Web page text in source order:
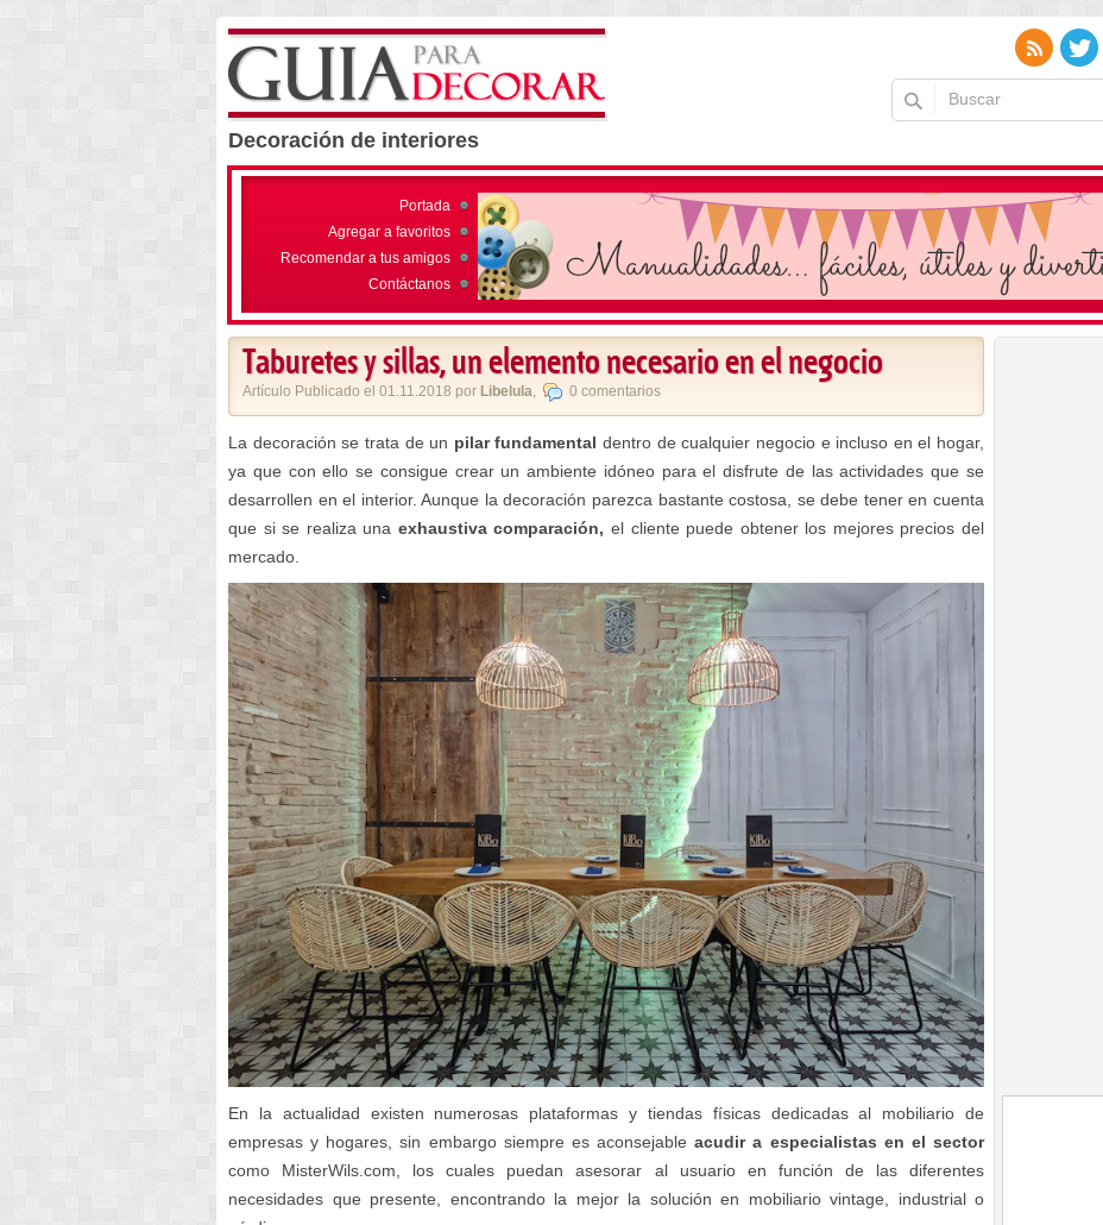
Decoración de interiores
Portada
Agregar a favoritos
Recomendar a tus amigos
Contáctanos
Taburetes y sillas, un elemento necesario en el negocio
Artículo Publicado el 01.11.2018 por Libelula, 0 comentarios
La decoración se trata de un pilar fundamental dentro de cualquier negocio e incluso en el hogar,
ya que con ello se consigue crear un ambiente idóneo para el disfrute de las actividades que se
desarrollen en el interior. Aunque la decoración parezca bastante costosa, se debe tener en cuenta
que si se realiza una exhaustiva comparación, el cliente puede obtener los mejores precios del
mercado.
En la actualidad existen numerosas plataformas y tiendas físicas dedicadas al mobiliario de
empresas y hogares, sin embargo siempre es aconsejableacudir a especialistas en el sector
como MisterWils.com, los cuales puedan asesorar al usuario en función de las diferentes
necesidades que presente, encontrando la mejor la solución en mobiliario vintage, industrial o